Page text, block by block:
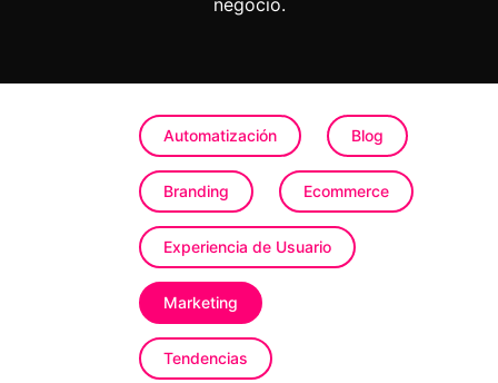
Automatización Blog
Branding Ecommerce
Experiencia de Usuario
Marketing
Tendencias